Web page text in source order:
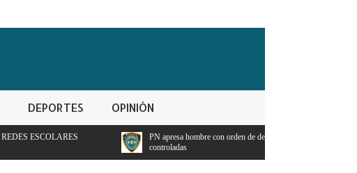
DEPORTES OPINIÓN
PN apresa hombre con orden de detencion por ppresunto trafico de sustancias